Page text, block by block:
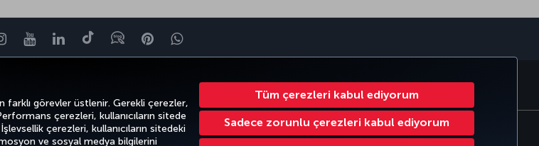
farklı görevler üstlenir. Gerekli çerezler,
çerezleri, kullanıcıların sitede
çerezleri, kullanıcıların sitedeki
ve sosyal medya bilgilerini
Tüm çerezleri kabul ediyorum
Sadece zorunlu çerezleri kabul ediyorum
Instagram
YoutubeLinkedIn
TiktokBlogPinterestWhatsapp
CORPORATE CLUB TÜRK HAVA YOLLARI
Politikası Yasal Uyarı Yolcu Hakları